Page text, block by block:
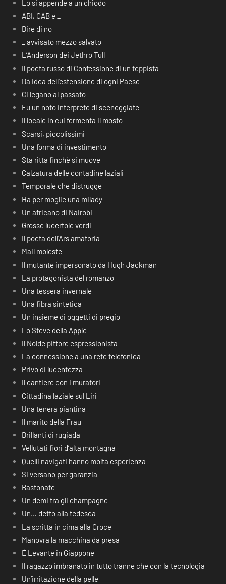
Lo si appende a un chiodo
ABI, CAB e _
Dire di no
_ avvisato mezzo salvato
L’Anderson dei Jethro Tull
Il poeta russo di Confessione di un teppista
Dà idea dell’estensione di ogni Paese
Ci legano al passato
Fu un noto interprete di sceneggiate
Il locale in cui fermenta il mosto
Scarsi, piccolissimi
Una forma di investimento
Sta ritta finchè si muove
Calzatura delle contadine laziali
Temporale che distrugge
Ha per moglie una milady
Un africano di Nairobi
Grosse lucertole verdi
Il poeta dell’Ars amatoria
Mail moleste
Il mutante impersonato da Hugh Jackman
La protagonista del romanzo
Una tessera invernale
Una fibra sintetica
Un insieme di oggetti di pregio
Lo Steve della Apple
Il Nolde pittore espressionista
La connessione a una rete telefonica
Privo di lucentezza
Il cantiere con i muratori
Cittadina laziale sul Liri
Una tenera piantina
Il marito della Frau
Brillanti di rugiada
Vellutati fiori d’alta montagna
Quelli navigati hanno molta esperienza
Si versano per garanzia
Bastonate
Un demi tra gli champagne
Un… detto alla tedesca
La scritta in cima alla Croce
Manovra la macchina da presa
É Levante in Giappone
Il ragazzo imbranato in tutto tranne che con la tecnologia
Un’irritazione della pelle